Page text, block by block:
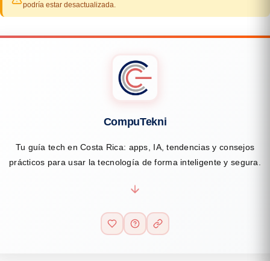
podría estar desactualizada.
CompuTekni
Tu guía tech en Costa Rica: apps, IA, tendencias y consejos
prácticos para usar la tecnología de forma inteligente y segura.